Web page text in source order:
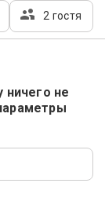
2 гостя
не